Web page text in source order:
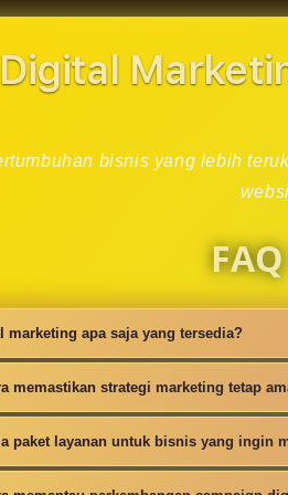
bisnis yang lebih
marketing apa saja yang tersedia?
strategi SEO, iklan
memastikan strategi marketing tetap
disusun dengan riset
paket layanan untuk bisnis yang ingin
paket dasar sampai lanjutan